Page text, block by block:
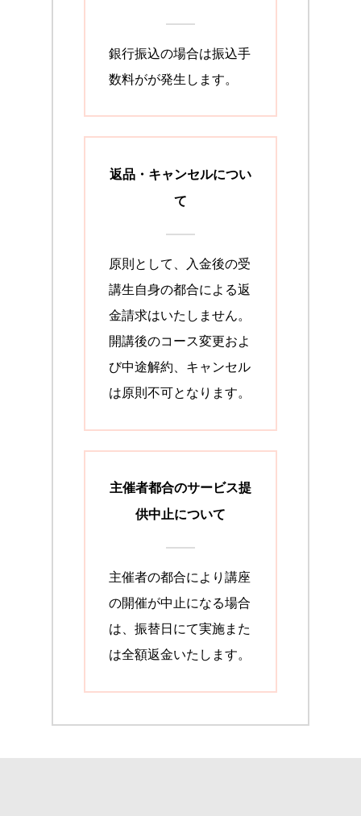
銀行振込の場合は振込手
数料がが発生します。
返品・キャンセルについ
て
原則として、入金後の受
講生自身の都合による返
金請求はいたしません。
開講後のコース変更およ
び中途解約、キャンセル
は原則不可となります。
主催者都合のサービス提
供中止について
主催者の都合により講座
の開催が中止になる場合
は、振替日にて実施また
は全額返金いたします。